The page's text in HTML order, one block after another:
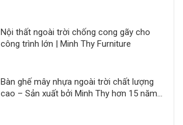
Nội thất ngoài trời chống cong gãy cho
công trình lớn | Minh Thy Furniture
Bàn ghế mây nhựa ngoài trời chất lượng
cao – Sản xuất bởi Minh Thy hơn 15 năm